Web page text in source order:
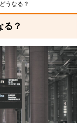
うなる？
る？